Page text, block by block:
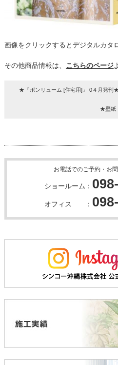
画像をクリックするとデジタルカタ
その他商品情報は、 こちらのページ
★『ポンリューム [住宅用]』 0４月発刊★
★壁紙
お電話でのご予約・お
ショールーム：
オフィス ：